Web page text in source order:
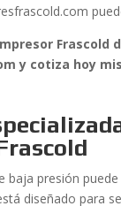
Frascold
y cotiza hoy
baja presión
diseñado para